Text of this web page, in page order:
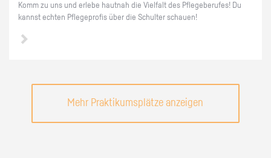
Komm zu uns und er­le­be haut­nah die Viel­falt des Pfle­ge­be­ru­fes! Du
kannst ech­ten Pfle­ge­pro­fis über die Schul­ter schau­en!
Mehr Praktikumsplätze anzeigen